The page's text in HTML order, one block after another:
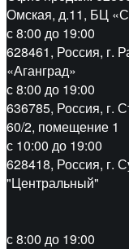
Омская, д.11, БЦ
с 8:00 до 19:00
628461, Россия, г.
«Аганград»
с 8:00 до 19:00
636785, Россия, г.
60/2, помещение 1
с 10:00 до 19:00
628418, Россия, г.
"Центральный"
с 8:00 до 19:00